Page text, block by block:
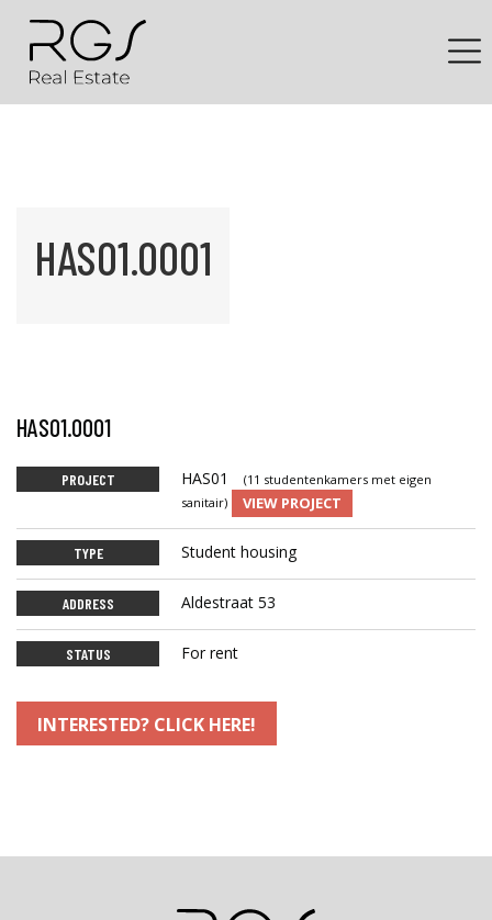
HAS01.0001
HAS01.0001
PROJECT HAS01
(11 studentenkamers met eigen
sanitair)
VIEW PROJECT
TYPE Student housing
ADDRESS Aldestraat 53
STATUS For rent
INTERESTED? CLICK HERE!